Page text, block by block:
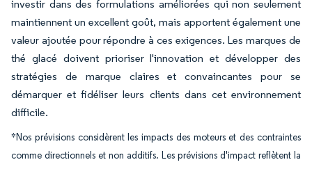
investir dans des formulations améliorées qui non seulement
maintiennent un excellent goût, mais apportent également une
valeur ajoutée pour répondre à ces exigences. Les marques de
thé glacé doivent prioriser l'innovation et développer des
stratégies de marque claires et convaincantes pour se
démarquer et fidéliser leurs clients dans cet environnement
difficile.
*Nos prévisions considèrent les impacts des moteurs et des contraintes
comme directionnels et non additifs. Les prévisions d'impact reflètent la